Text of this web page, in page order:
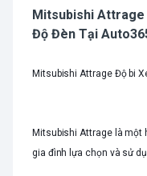
Mitsubishi Attrage
Độ Đèn Tại
Mitsubishi Attrage Độ bi
Mitsubishi Attrage là một
gia đình lựa chọn và sử